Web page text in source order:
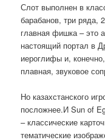
Слот выполнен в
барабанов, три ряда,
главная фишка – это
настоящий портал в
иероглифы и,
плавная, звуковое
Но казахстанского
посложнее.И Sun of
– классические
тематические